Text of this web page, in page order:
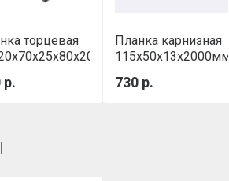
торцевая
р.
Планка карнизная
115x50x13х2000мм
коричневый
730 р.